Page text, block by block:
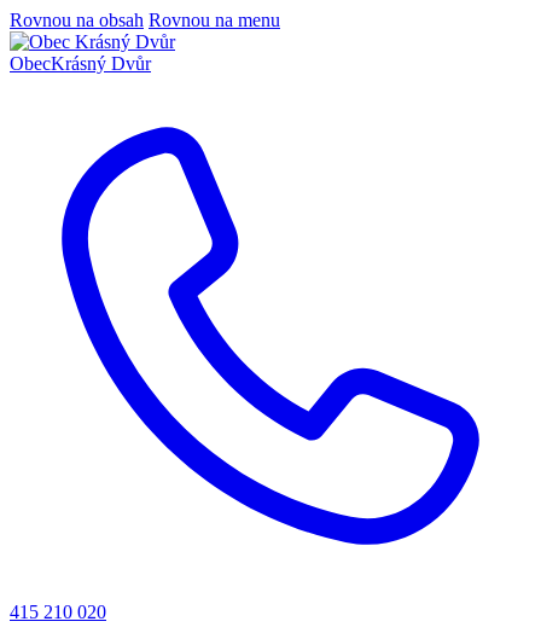
Rovnou na obsah Rovnou na menu
ObecKrásný Dvůr
415 210 020